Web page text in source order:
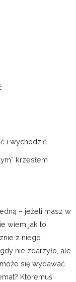
i wychodzić
krzesłem
– jeżeli masz w
wiem jak to
z niego
nie zdarzyło, ale
się wydawać
Któremuś